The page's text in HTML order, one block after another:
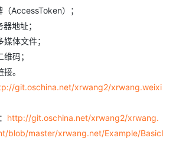
AccessToken）；
地址；
体文件；
码；
。
git.oschina.net/xrwang2/xrwang.weixi
http://git.oschina.net/xrwang2/xrwang.
blob/master/xrwang.net/Example/BasicI